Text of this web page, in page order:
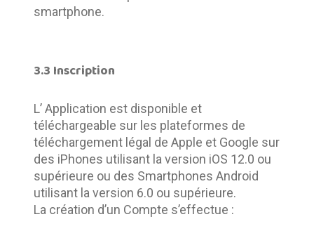
smartphone.
3.3 Inscription
L’ Application est disponible et
téléchargeable sur les plateformes de
téléchargement légal de Apple et Google sur
des iPhones utilisant la version iOS 12.0 ou
supérieure ou des Smartphones Android
La création d’un Compte s’effectue :